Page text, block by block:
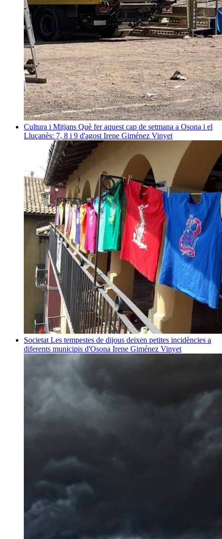
Cultura i Mitjans Què fer aquest cap de setmana a Osona i el
Lluçanès: 7, 8 i 9 d'agost Irene Giménez Vinyet
Societat Les tempestes de dijous deixen petites incidències a
diferents municipis d'Osona Irene Giménez Vinyet